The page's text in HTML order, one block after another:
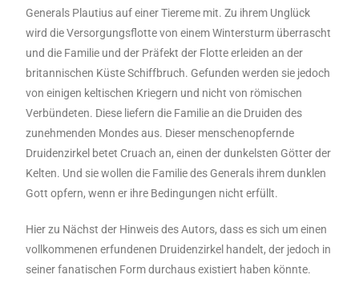
Generals Plautius auf einer Tiereme mit. Zu ihrem Unglück
wird die Versorgungsflotte von einem Wintersturm überrascht
und die Familie und der Präfekt der Flotte erleiden an der
britannischen Küste Schiffbruch. Gefunden werden sie jedoch
von einigen keltischen Kriegern und nicht von römischen
Verbündeten. Diese liefern die Familie an die Druiden des
zunehmenden Mondes aus. Dieser menschenopfernde
Druidenzirkel betet Cruach an, einen der dunkelsten Götter der
Kelten. Und sie wollen die Familie des Generals ihrem dunklen
Gott opfern, wenn er ihre Bedingungen nicht erfüllt.
Hier zu Nächst der Hinweis des Autors, dass es sich um einen
vollkommenen erfundenen Druidenzirkel handelt, der jedoch in
seiner fanatischen Form durchaus existiert haben könnte.